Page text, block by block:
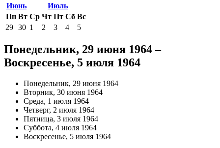
Июнь
Июль
Пн Вт Ср Чт Пт Сб Вс
29 30 1 2 3 4 5
Понедельник, 29 июня 1964 –
Воскресенье, 5 июля 1964
Понедельник, 29 июня 1964
Вторник, 30 июня 1964
Среда, 1 июля 1964
Четверг, 2 июля 1964
Пятница, 3 июля 1964
Суббота, 4 июля 1964
Воскресенье, 5 июля 1964